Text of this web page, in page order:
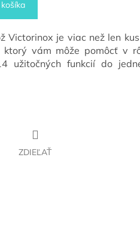
Victorinox je viac než len
vám môže pomôcť v
užitočných funkcií do
ZDIEĽAŤ